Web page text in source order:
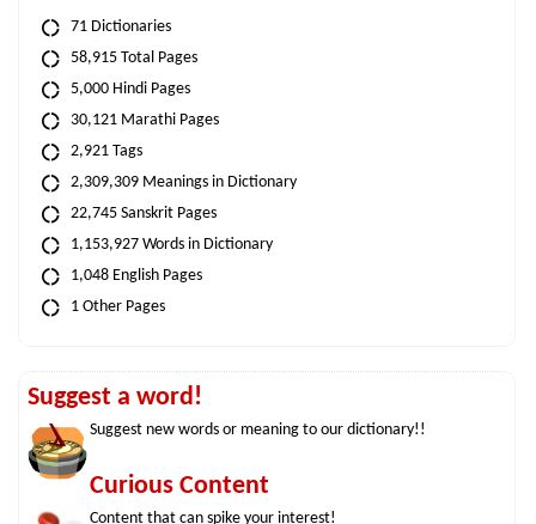
71 Dictionaries
58,915 Total Pages
5,000 Hindi Pages
30,121 Marathi Pages
2,921 Tags
2,309,309 Meanings in Dictionary
22,745 Sanskrit Pages
1,153,927 Words in Dictionary
1,048 English Pages
1 Other Pages
Suggest a word!
Suggest new words or meaning to our dictionary!!
Curious Content
Content that can spike your interest!